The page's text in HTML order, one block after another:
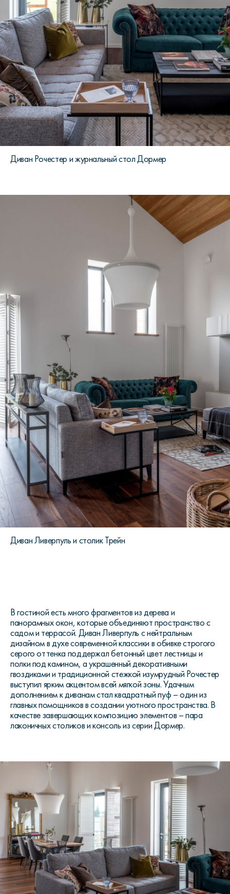
Диван Рочестер и журнальный стол Дормер
Диван Ливерпуль и столик Трейн
В гостиной есть много фрагментов из дерева и
панорамных окон, которые объединяют пространство с
садом и террасой. Диван Ливерпуль с нейтральным
дизайном в духе современной классики в обивке строгого
серого оттенка поддержал бетонный цвет лестницы и
полки под камином, а украшенный декоративными
гвоздиками и традиционной стежкой изумрудный Рочестер
выступил ярким акцентом всей мягкой зоны. Удачным
дополнением к диванам стал квадратный пуф – один из
главных помощников в создании уютного пространства. В
качестве завершающих композицию элементов – пара
лаконичных столиков и консоль из серии Дормер.